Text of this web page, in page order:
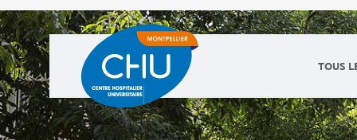
TOUS